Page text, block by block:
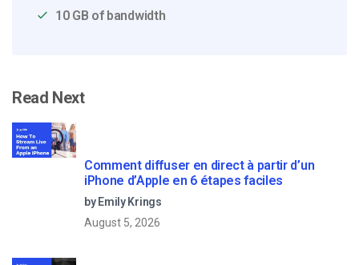
10 GB of bandwidth
Read Next
Comment diffuser en direct à partir d’un
iPhone d’Apple en 6 étapes faciles
by Emily Krings
August 5, 2026